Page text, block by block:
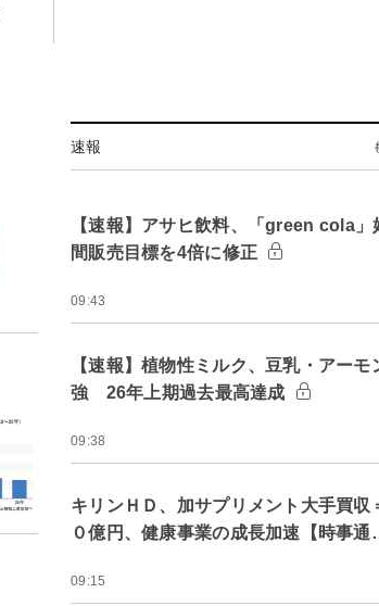
速報
【速報】アサヒ飲料、「green cola
間販売目標を4倍に修正
09:43
【速報】植物性ミルク、豆乳・アーモ
強 26年上期過去最高達成
09:38
キリンＨＤ、加サプリメント大手買収
０億円、健康事業の成長加速【時事
09:15